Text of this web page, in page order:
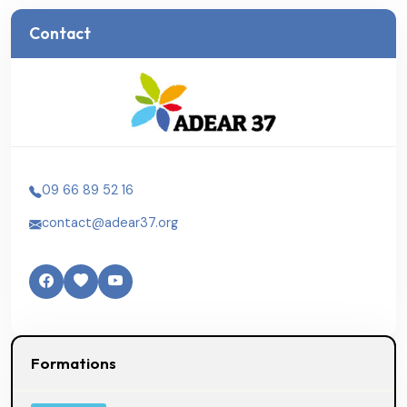
Contact
09 66 89 52 16
contact@adear37.org
Formations